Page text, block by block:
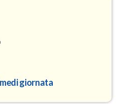
giornata